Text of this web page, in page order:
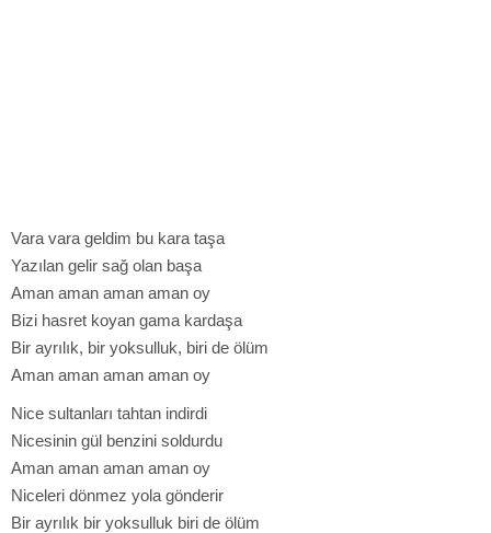
Vara vara geldim bu kara taşa
Yazılan gelir sağ olan başa
Aman aman aman aman oy
Bizi hasret koyan gama kardaşa
Bir ayrılık, bir yoksulluk, biri de ölüm
Aman aman aman aman oy
Nice sultanları tahtan indirdi
Nicesinin gül benzini soldurdu
Aman aman aman aman oy
Niceleri dönmez yola gönderir
Bir ayrılık bir yoksulluk biri de ölüm